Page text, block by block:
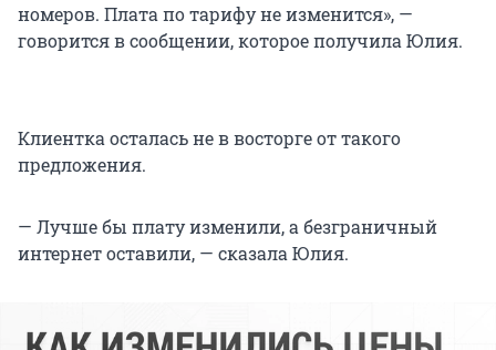
номеров. Плата по тарифу не изменится», —
говорится в сообщении, которое получила Юлия.
Клиентка осталась не в восторге от такого
предложения.
— Лучше бы плату изменили, а безграничный
интернет оставили, — сказала Юлия.